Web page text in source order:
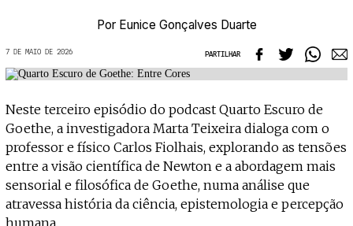
Espetáculos
Por Localidade
Mapa
Submeter Eventos
COFFEELABS
Cursos Curtos
Formadores
Links úteis
Publicações
Sobre
Projecto e Equipa
Estatuto Editorial
Ficha Técnica
Política de privacidade
Mantém viva a cultura independente — apoia o Coffeepaste e ajuda-nos a
Apoiar
Por Eunice Gonçalves Duarte
7 DE MAIO DE 2026 PARTILHAR
Neste terceiro episódio do podcast Quarto Escuro de
Goethe, a investigadora Marta Teixeira dialoga com o
professor e físico Carlos Fiolhais, explorando as tensões
entre a visão científica de Newton e a abordagem mais
sensorial e filosófica de Goethe, numa análise que
atravessa história da ciência, epistemologia e percepção
humana.